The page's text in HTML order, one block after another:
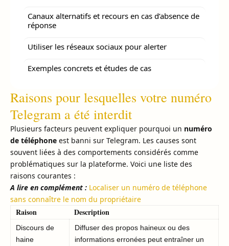
Canaux alternatifs et recours en cas d’absence de
réponse
Utiliser les réseaux sociaux pour alerter
Exemples concrets et études de cas
Raisons pour lesquelles votre numéro
Telegram a été interdit
Plusieurs facteurs peuvent expliquer pourquoi un numéro
de téléphone est banni sur Telegram. Les causes sont
souvent liées à des comportements considérés comme
problématiques sur la plateforme. Voici une liste des
raisons courantes :
A lire en complément : Localiser un numéro de téléphone
sans connaître le nom du propriétaire
Raison Description
Discours de
haine
Diffuser des propos haineux ou des
informations erronées peut entraîner un